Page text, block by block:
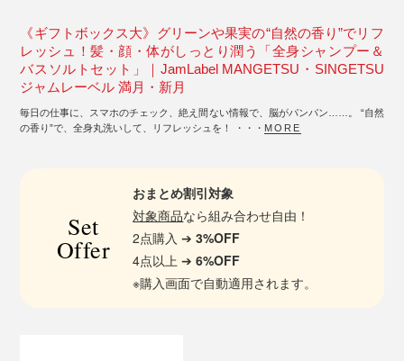
《ギフトボックス大》グリーンや果実の“自然の香り”でリフ
レッシュ！髪・顔・体がしっとり潤う「全身シャンプー＆
バスソルトセット」｜JamLabel MANGETSU・SINGETSU
ジャムレーベル 満月・新月
毎日の仕事に、スマホのチェック、絶え間ない情報で、脳がパンパン……。 “自然
の香り”で、全身丸洗いして、リフレッシュを！ ・・・ MORE
Set
Offer
おまとめ割引対象
対象商品なら組み合わせ自由！
2点購入 ➔3%OFF
4点以上 ➔6%OFF
※購入画面で自動適用されます。